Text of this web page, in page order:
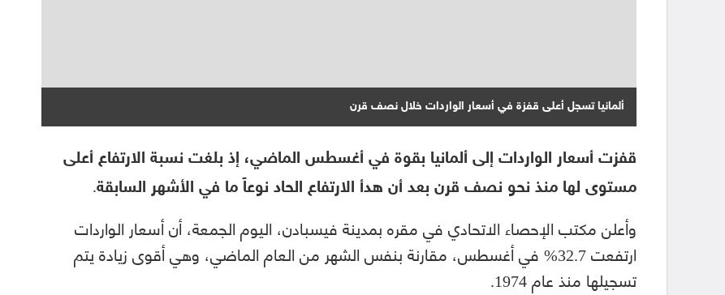
ألمانيا تسجل أعلى قفزة في أسعار الواردات خلال نصف قرن
قفزت أسعار الواردات إلى ألمانيا بقوة في أغسطس الماضي، إذ بلغت نسبة الارتفاع أعلى
مستوى لها منذ نحو نصف قرن بعد أن هدأ الارتفاع الحاد نوعاً ما في الأشهر السابقة.
وأعلن مكتب الإحصاء الاتحادي في مقره بمدينة فيسبادن، اليوم الجمعة، أن أسعار الواردات
ارتفعت 32.7% في أغسطس، مقارنة بنفس الشهر من العام الماضي، وهي أقوى زيادة يتم
تسجيلها منذ عام 1974.